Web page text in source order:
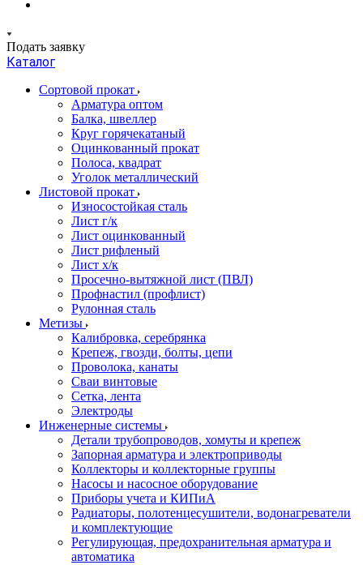
Подать заявку
Каталог
Сортовой прокат
Арматура оптом
Балка, швеллер
Круг горячекатаный
Оцинкованный прокат
Полоса, квадрат
Уголок металлический
Листовой прокат
Износостойкая сталь
Лист г/к
Лист оцинкованный
Лист рифленый
Лист х/к
Просечно-вытяжной лист (ПВЛ)
Профнастил (профлист)
Рулонная сталь
Метизы
Калибровка, серебрянка
Крепеж, гвозди, болты, цепи
Проволока, канаты
Сваи винтовые
Сетка, лента
Электроды
Инженерные системы
Детали трубопроводов, хомуты и крепеж
Запорная арматура и электроприводы
Коллекторы и коллекторные группы
Насосы и насосное оборудование
Приборы учета и КИПиА
Радиаторы, полотенцесушители, водонагреватели
и комплектующие
Регулирующая, предохранительная арматура и
автоматика